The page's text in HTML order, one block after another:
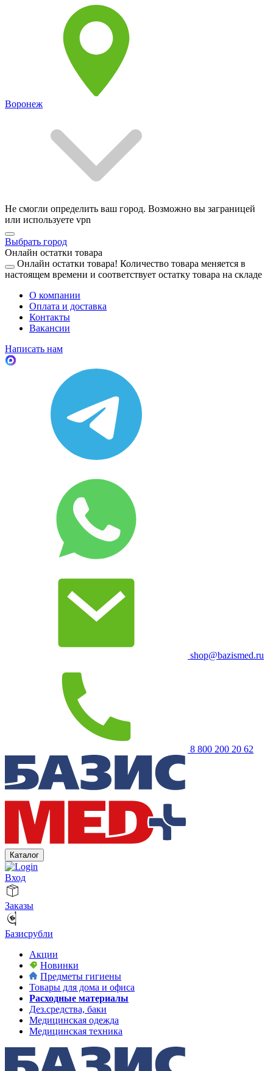
Воронеж
Не смогли определить ваш город. Возможно вы заграницей
или используете vpn
Выбрать город
Онлайн остатки товара
Онлайн остатки товара! Количество товара меняется в
настоящем времени и соответствует остатку товара на складе
О компании
Оплата и доставка
Контакты
Вакансии
Написать нам
shop@bazismed.ru
8 800 200 20 62
Каталог
Вход
Заказы
Базисрубли
Акции
Новинки
Предметы гигиены
Товары для дома и офиса
Расходные материалы
Дез.средства, баки
Медицинская одежда
Медицинская техника